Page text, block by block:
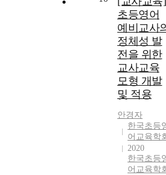
초등영어
예비교사
정체성 발
전을 위한
교사교육
모형 개발
및 적용
안경자
한국초등
어교육학
2020
한국초등
어교육학